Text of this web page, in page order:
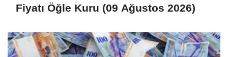
Fiyatı Öğle Kuru (09 Ağustos 2026)